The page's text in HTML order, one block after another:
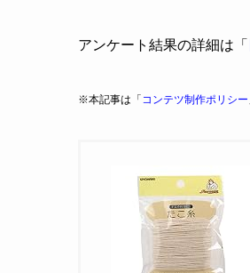
アンケート結果の詳細は「
※本記事は「 コンテツ制作ポリシー